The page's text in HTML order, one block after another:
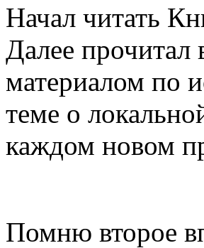
Начал читать
Далее прочитал
материалом по
теме о
каждом новом
Помню второе